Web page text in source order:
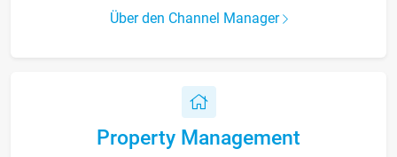
Über den Channel Manager
Property Management